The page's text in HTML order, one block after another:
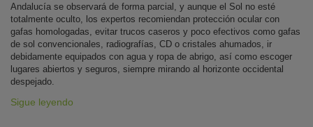
Andalucía se observará de forma parcial, y aunque el Sol no esté
totalmente oculto, los expertos recomiendan protección ocular con
gafas homologadas, evitar trucos caseros y poco efectivos como gafas
de sol convencionales, radiografías, CD o cristales ahumados, ir
debidamente equipados con agua y ropa de abrigo, así como escoger
lugares abiertos y seguros, siempre mirando al horizonte occidental
despejado.
Sigue leyendo